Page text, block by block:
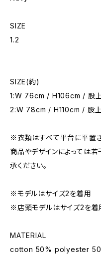
SIZE
1.2
SIZE(約)
1:W 76cm / H106cm / 股
2:W 78cm / H110cm / 股
※衣類はすべて平台に平置き
商品やデザインによっては
承ください。
※モデルはサイズ2を
※店頭モデルはサイ
MATERIAL
cotton 50% polyester